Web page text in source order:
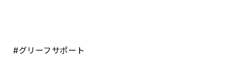
#グリーフサポート